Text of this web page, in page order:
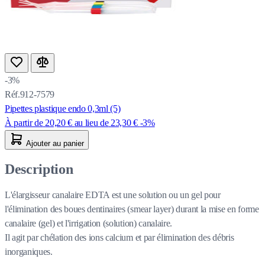
-3%
Réf.912-7579
Pipettes plastique endo 0,3ml (5)
À partir de 20,20 € au lieu de 23,30 € -3%
Ajouter au panier
Description
L'élargisseur canalaire EDTA est une solution ou un gel pour
l'élimination des boues dentinaires (smear layer) durant la mise en forme
canalaire (gel) et l'irrigation (solution) canalaire.
Il agit par chélation des ions calcium et par élimination des débris
inorganiques.